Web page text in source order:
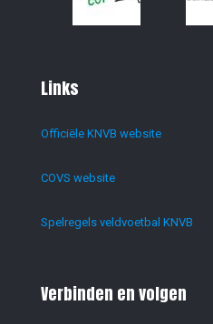
Links
Officiële KNVB website
COVS website
Spelregels veldvoetbal KNVB
Verbinden en volgen